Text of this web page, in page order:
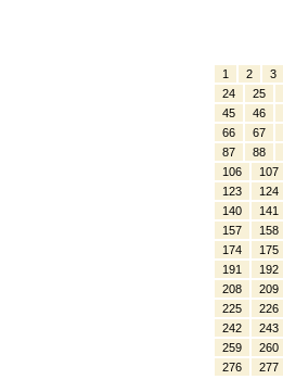
1 2
3
24
25
45
46
66
67
87
88
106
107
123
124
140
141
157
158
174
175
191
192
208
209
225
226
242
243
259
260
276
277